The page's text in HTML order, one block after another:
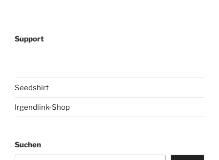
Support
Seedshirt
Irgendlink-Shop
Suchen